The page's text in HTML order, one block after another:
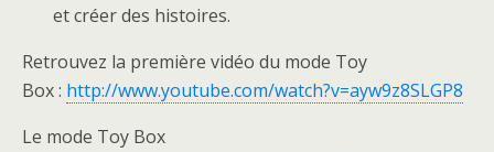
et créer des histoires.
Retrouvez la première vidéo du mode Toy
Box : http://www.youtube.com/watch?v=ayw9z8SLGP8
Le mode Toy Box